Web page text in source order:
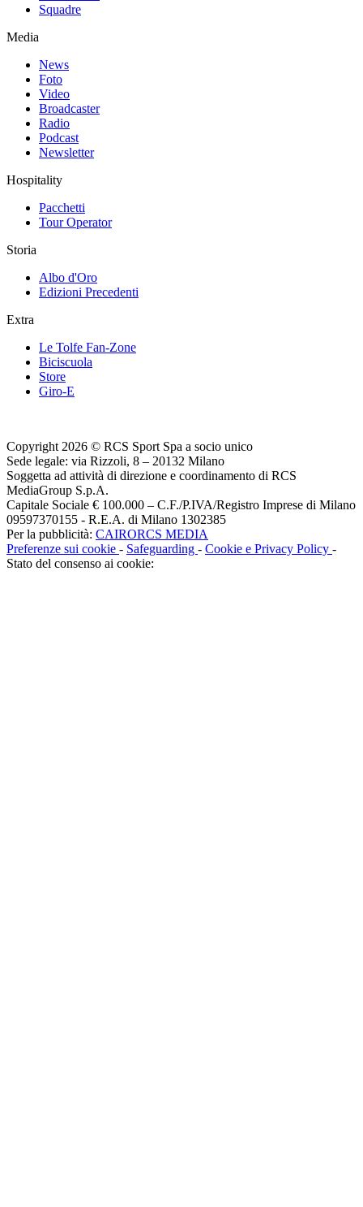
Squadre
Media
News
Foto
Video
Broadcaster
Radio
Podcast
Newsletter
Hospitality
Pacchetti
Tour Operator
Storia
Albo d'Oro
Edizioni Precedenti
Extra
Le Tolfe Fan-Zone
Biciscuola
Store
Giro-E
Copyright 2026 © RCS Sport Spa a socio unico
Sede legale: via Rizzoli, 8 – 20132 Milano
Soggetta ad attività di direzione e coordinamento di RCS
MediaGroup S.p.A.
Capitale Sociale € 100.000 – C.F./P.IVA/Registro Imprese di Milano
09597370155 - R.E.A. di Milano 1302385
Per la pubblicità: CAIRORCS MEDIA
Preferenze sui cookie - Safeguarding - Cookie e Privacy Policy -
Stato del consenso ai cookie: